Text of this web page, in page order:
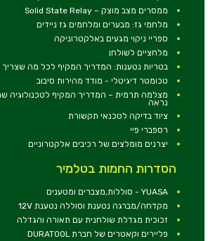
ממסרים מצב מוצק – Solid State Relay
מלחמי גז: מבערים ומלחמים גז ניידים
ספריי ניקוי מגעים באלקטרוניקה
מלחציים לשולחן
בטריות נטענות: המדריך המקיף לכל מה
טכומטר דיגיטלי - מודד מהירות סיבוב
מצלמה תרמית – המדריך המקיף לטכנולוגיה
נראה
ציוד בדיקה לטכנאי תקשורת
רספברי פיי
יצרנים מומלצים של רכיבים אלקטרוניים
הסדרות החמות בטלמיר
YUASA - סוללות,מצברים ומטענים
מקדחה/מברגה נטענת וסוללה נטענת 12V
זכוכית מגדלת שולחנית עם תאורה והגדלה
פליירים וקאטרים של חברת DURATOOL